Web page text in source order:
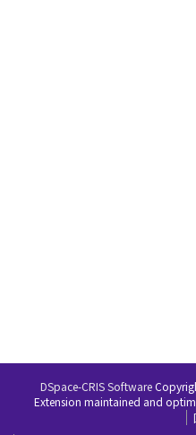
DSpace-CRIS Software
Extension maintained and